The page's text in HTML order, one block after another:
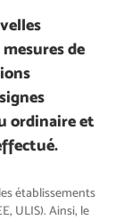
de
ordinaire et
établissements
ULIS). Ainsi, le